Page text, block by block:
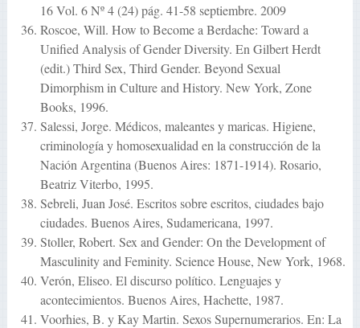
16 Vol. 6 Nº 4 (24) pág. 41-58 septiembre. 2009
Roscoe, Will. How to Become a Berdache: Toward a
Unified Analysis of Gender Diversity. En Gilbert Herdt
(edit.) Third Sex, Third Gender. Beyond Sexual
Dimorphism in Culture and History. New York, Zone
Books, 1996.
Salessi, Jorge. Médicos, maleantes y maricas. Higiene,
criminología y homosexualidad en la construcción de la
Nación Argentina (Buenos Aires: 1871-1914). Rosario,
Beatriz Viterbo, 1995.
Sebreli, Juan José. Escritos sobre escritos, ciudades bajo
ciudades. Buenos Aires, Sudamericana, 1997.
Stoller, Robert. Sex and Gender: On the Development of
Masculinity and Feminity. Science House, New York, 1968.
Verón, Eliseo. El discurso político. Lenguajes y
acontecimientos. Buenos Aires, Hachette, 1987.
Voorhies, B. y Kay Martin. Sexos Supernumerarios. En: La